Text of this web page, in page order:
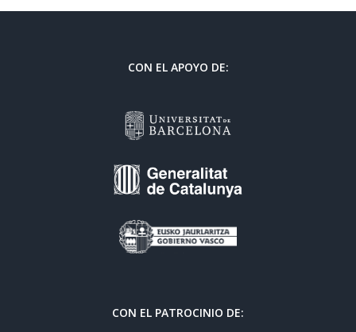
CON EL APOYO DE:
CON EL PATROCINIO DE: